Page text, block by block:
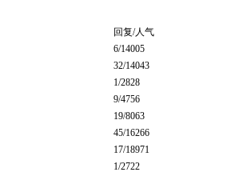
回复/人气
6/14005
32/14043
1/2828
9/4756
19/8063
45/16266
17/18971
1/2722